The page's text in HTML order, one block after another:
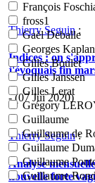
François
fross1
Gaël Deballe
Georges Kaplan
Gilles Boulet
Gilles Janssen
Gilles Lerat
Grégory
Guillaume
Guillaume de
Guillaume
Guillaume
Guillaume
Thierry Seguin :
Indices : on
j'évoquais fin
- (07 Jui 2020)
Thierry Seguin:
Analyse
nouvelle forte